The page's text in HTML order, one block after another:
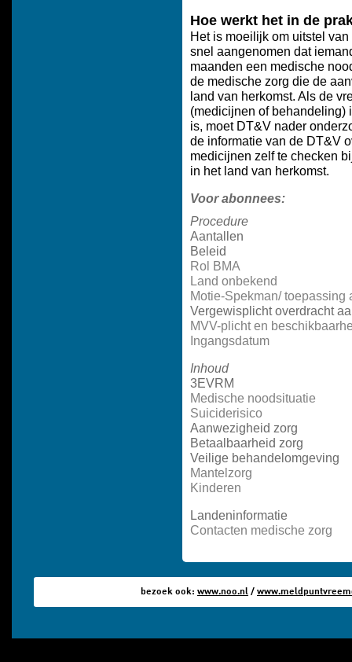
Hoe werkt het in de
Het is moeilijk om uitstel
snel aangenomen dat
maanden een medische
de medische zorg die de
land van herkomst. Als de
(medicijnen of behandeling)
is, moet DT&V nader
de informatie van de DT&V
medicijnen zelf te checken
in het land van herkomst.
Voor abonnees:
Procedure
Aantallen
Beleid
Rol BMA
Land onbekend
Motie-Spekman/ toepassing
Vergewisplicht overdracht
MVV-plicht en
Ingangsdatum
Inhoud
3EVRM
Medische noodsituatie
Suiciderisico
Aanwezigheid zorg
Betaalbaarheid zorg
Veilige behandelomgeving
Mantelzorg
Kinderen
Landeninformatie
Contacten medische zorg
bezoek ook: www.noo.nl /